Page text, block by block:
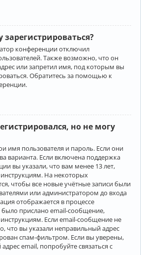
конференции отключил
Также возможно, что он
или запретил имя, под которым вы
Обратитесь за помощью к
но не могу
имя пользователя и пароль. Если они
варианта. Если включена поддержка
вы указали, что вам менее 13 лет,
На некоторых
чтобы все новые учётные записи были
или администратором до входа
отображается в процессе
было прислано email-сообщение,
Если email-сообщение не
что вы указали неправильный адрес
спам-фильтром. Если вы уверены,
email, попробуйте связаться с